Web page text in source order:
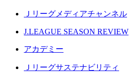
Ｊリーグメディアチャンネル
J.LEAGUE SEASON REVIEW
アカデミー
Ｊリーグサステナビリティ